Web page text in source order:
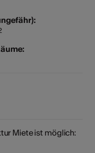
Miete ist möglich: